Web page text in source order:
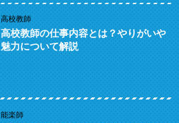
高校教師
高校教師の仕事内容とは？やりがいや
魅力について解説
能楽師